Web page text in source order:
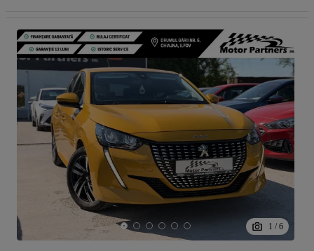
1 / 6